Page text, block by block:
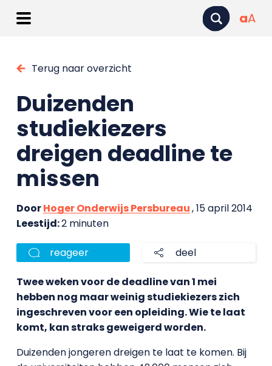
aA
Terug naar overzicht
Duizenden
studiekiezers
dreigen deadline te
missen
DoorHoger Onderwijs Persbureau, 15 april 2014
Leestijd:2 minuten
reageer deel
Twee weken voor de deadline van 1 mei
hebben nog maar weinig studiekiezers zich
ingeschreven voor een opleiding. Wie te laat
komt, kan straks geweigerd worden.
Duizenden jongeren dreigen te laat te komen. Bij